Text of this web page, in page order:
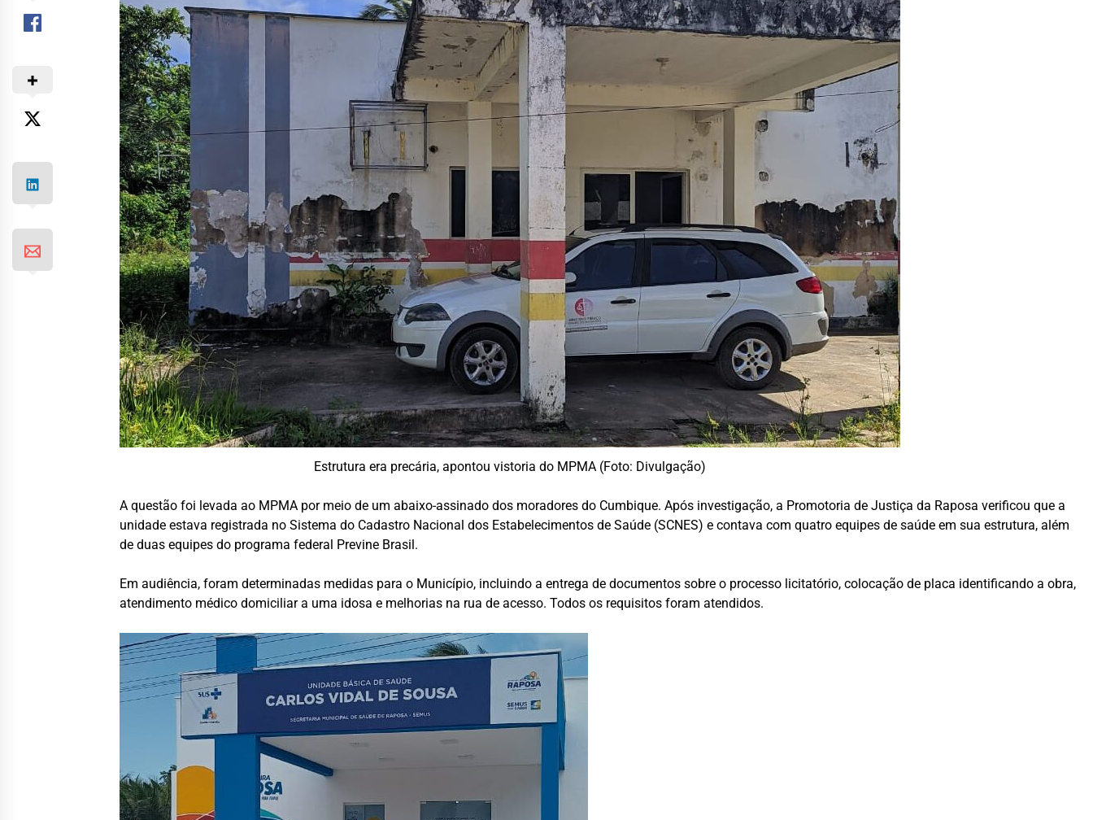
Estrutura era precária, apontou vistoria do MPMA (Foto: Divulgação)
A questão foi levada ao MPMA por meio de um abaixo-assinado dos moradores do Cumbique. Após investigação, a Promotoria de Justiça da Raposa verificou que a
unidade estava registrada no Sistema do Cadastro Nacional dos Estabelecimentos de Saúde (SCNES) e contava com quatro equipes de saúde em sua estrutura, além
de duas equipes do programa federal Previne Brasil.
Em audiência, foram determinadas medidas para o Município, incluindo a entrega de documentos sobre o processo licitatório, colocação de placa identificando a obra,
atendimento médico domiciliar a uma idosa e melhorias na rua de acesso. Todos os requisitos foram atendidos.